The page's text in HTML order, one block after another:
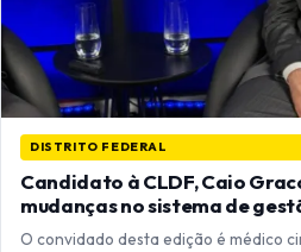
DISTRITO FEDERAL
Candidato à CLDF, Caio
mudanças no sistema de
O convidado desta edição é médico